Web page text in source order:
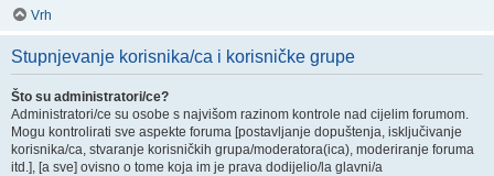
Vrh
Stupnjevanje korisnika/ca i korisničke grupe
Što su administratori/ce?
Administratori/ce su osobe s najvišom razinom kontrole nad cijelim forumom.
Mogu kontrolirati sve aspekte foruma [postavljanje dopuštenja, isključivanje
korisnika/ca, stvaranje korisničkih grupa/moderatora(ica), moderiranje foruma
itd.], [a sve] ovisno o tome koja im je prava dodijelio/la glavni/a